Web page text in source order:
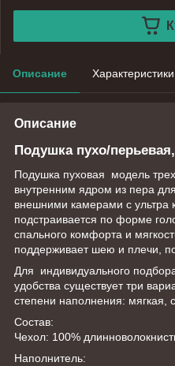
Описание Характеристики
Описание
Подушка пухо/
Подушка пуховая модель
внутренним ядром из пера
внешними камерами с
подстраивается по форме
спального комфорта и
поддерживает шею и плечи,
Для индивидуального
удобства существует три
степени наполнения: мягкая,
Состав:
Чехол: 100%
Наполнитель: